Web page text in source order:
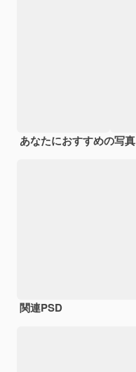
あなたにおすすめの写真
関連PSD